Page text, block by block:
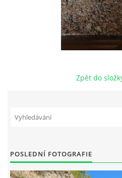
Zpět do
POSLEDNÍ FOTOGRAFIE